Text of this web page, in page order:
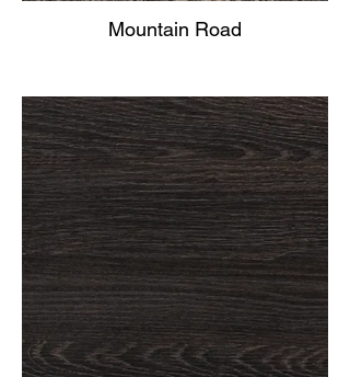
Mountain Road